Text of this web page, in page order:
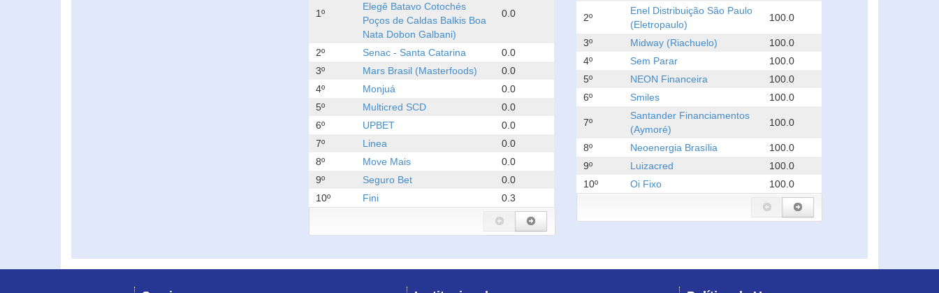
1º
Elegê Batavo Cotochés
Poços de Caldas Balkis Boa
Nata Dobon Galbani)
0.0
2º Senac - Santa Catarina
0.0
3º
Mars Brasil (Masterfoods)
0.0
4º
Monjuá
0.0
5º
Multicred SCD
0.0
6º
UPBET
0.0
7º
Linea
0.0
8º
Move Mais
0.0
9º
Seguro Bet
0.0
10º
Fini 0.3
2º
Enel Distribuição São Paulo
(Eletropaulo)
100.0
3º Midway (Riachuelo)
100.0
4º
Sem Parar
100.0
5º
NEON Financeira
100.0
6º
Smiles 100.0
7º
Santander Financiamentos
(Aymoré)
100.0
8º Neoenergia Brasília
100.0
9º
Luizacred
100.0
10º
Oi Fixo 100.0